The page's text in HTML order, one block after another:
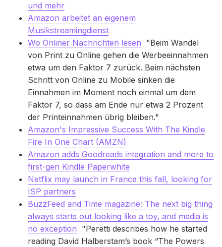
und mehr
Amazon arbeitet an eigenem
Musikstreamingdienst
Wo Onliner Nachrichten lesen "Beim Wandel
von Print zu Online gehen die Werbeeinnahmen
etwa um den Faktor 7 zurück. Beim nächsten
Schritt von Online zu Mobile sinken die
Einnahmen im Moment noch einmal um dem
Faktor 7, so dass am Ende nur etwa 2 Prozent
der Printeinnahmen übrig bleiben."
Amazon's Impressive Success With The Kindle
Fire In One Chart (AMZN)
Amazon adds Goodreads integration and more to
first-gen Kindle Paperwhite
Netflix may launch in France this fall, looking for
ISP partners
BuzzFeed and Time magazine: The next big thing
always starts out looking like a toy, and media is
no exception "Peretti describes how he started
reading David Halberstam’s book “The Powers